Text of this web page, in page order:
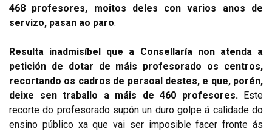
468 profesores, moitos deles con varios anos de
servizo, pasan ao paro.
Resulta inadmisíbel que a Consellaría non atenda a
petición de dotar de máis profesorado os centros,
recortando os cadros de persoal destes, e que, porén,
deixe sen traballo a máis de 460 profesores. Este
recorte do profesorado supón un duro golpe á calidade do
ensino público xa que vai ser imposible facer fronte ás